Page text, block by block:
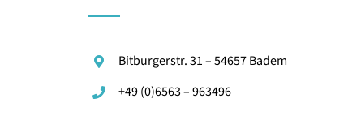
Bitburgerstr. 31 – 54657 Badem
+49 (0)6563 – 963496